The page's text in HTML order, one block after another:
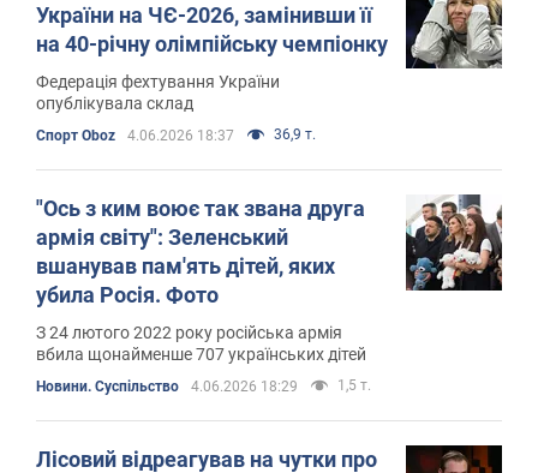
України на ЧЄ-2026, замінивши її
на 40-річну олімпійську чемпіонку
Федерація фехтування України
опублікувала склад
Спорт Oboz 4.06.2026 18:37 36,9 т.
"Ось з ким воює так звана друга
армія світу": Зеленський
вшанував пам'ять дітей, яких
убила Росія. Фото
З 24 лютого 2022 року російська армія
вбила щонайменше 707 українських дітей
Новини. Суспільство 4.06.2026 18:29 1,5 т.
Лісовий відреагував на чутки про